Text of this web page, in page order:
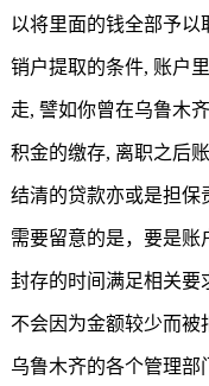
以将里面的钱全部予以
销户提取的条件, 账户
走, 譬如你曾在乌鲁木
积金的缴存, 离职之后
结清的贷款亦或是担保
需要留意的是，要是账
封存的时间满足相关要
不会因为金额较少而被
乌鲁木齐的各个管理部